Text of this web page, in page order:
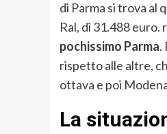
di Parma si trova al
Ral, di 31.488
pochissimo Parma.
rispetto alle altre,
ottava e poi
La